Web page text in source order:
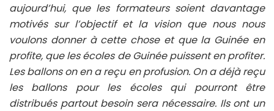
aujourd’hui, que les formateurs soient davantage
motivés sur l’objectif et la vision que nous nous
voulons donner à cette chose et que la Guinée en
profite, que les écoles de Guinée puissent en profiter.
Les ballons on en a reçu en profusion. On a déjà reçu
les ballons pour les écoles qui pourront être
distribués partout besoin sera nécessaire. Ils ont un